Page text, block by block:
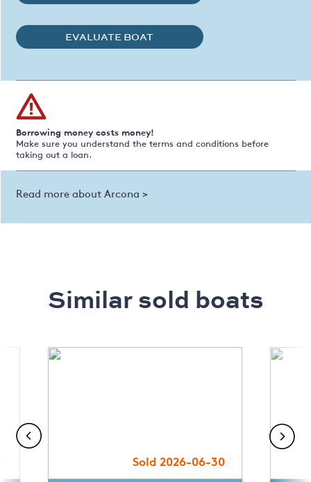
EVALUATE BOAT
Borrowing money costs money!
Make sure you understand the terms and conditions before
taking out a loan.
Read more about Arcona >
Similar sold boats
Sold 2026-06-30